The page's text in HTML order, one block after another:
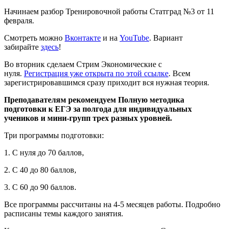
Начинаем разбор Тренировочной работы Статград №3 от 11
февраля.
Смотреть можно Вконтакте и на YouTube. Вариант
забирайте здесь!
Во вторник сделаем Стрим Экономические с
нуля. Регистрация уже открыта по этой ссылке. Всем
зарегистрировавшимся сразу приходит вся нужная теория.
Преподавателям рекомендуем Полную методика
подготовки к ЕГЭ за полгода для индивидуальных
учеников и мини-групп трех разных уровней.
Три программы подготовки:
1. С нуля до 70 баллов,
2. С 40 до 80 баллов,
3. С 60 до 90 баллов.
Все программы рассчитаны на 4-5 месяцев работы. Подробно
расписаны темы каждого занятия.